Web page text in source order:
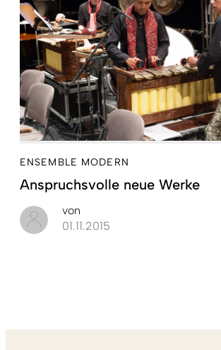
ENSEMBLE MODERN
Anspruchsvolle neue Werke
von
01.11.2015